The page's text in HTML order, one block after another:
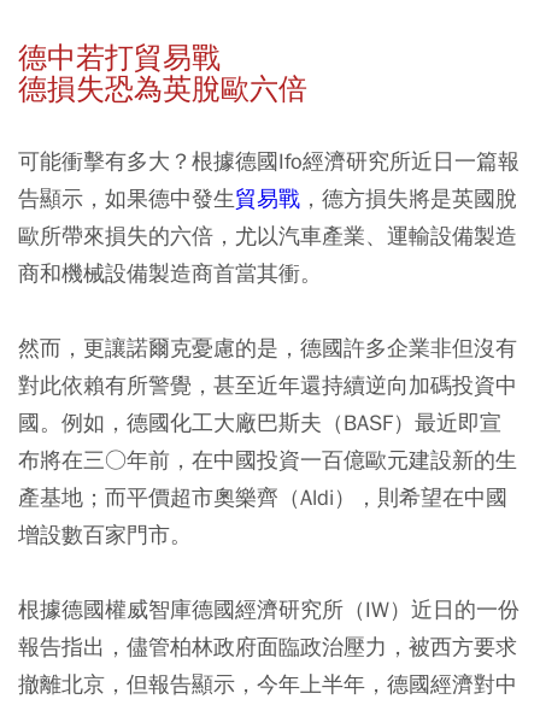
德中若打貿易戰
德損失恐為英脫歐六倍
可能衝擊有多大？根據德國Ifo經濟研究所近日一篇報
告顯示，如果德中發生貿易戰 ，德方損失將是英國脫
歐所帶來損失的六倍，尤以汽車產業、運輸設備製造
商和機械設備製造商首當其衝。
然而，更讓諾爾克憂慮的是，德國許多企業非但沒有
對此依賴有所警覺，甚至近年還持續逆向加碼投資中
國。例如，德國化工大廠巴斯夫（BASF）最近即宣
布將在三○年前，在中國投資一百億歐元建設新的生
產基地；而平價超市奧樂齊（Aldi），則希望在中國
增設數百家門市。
根據德國權威智庫德國經濟研究所（IW）近日的一份
報告指出，儘管柏林政府面臨政治壓力，被西方要求
撤離北京，但報告顯示，今年上半年，德國經濟對中